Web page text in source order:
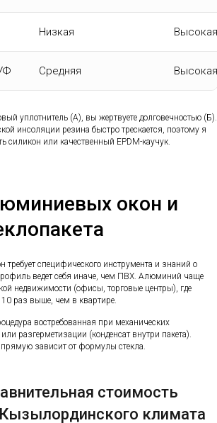
Низкая Высокая
Средняя Высокая
уплотнитель (А), вы жертвуете долговечностью (Б).
инсоляции резина быстро трескается, поэтому я
силикон или качественный EPDM-каучук.
окон и
специфического инструмента и знаний о
ведет себя иначе, чем ПВХ. Алюминий чаще
недвижимости (офисы, торговые центры), где
раз выше, чем в квартире.
востребованная при механических
разгерметизации (конденсат внутри пакета).
зависит от формулы стекла.
стоимость
климата